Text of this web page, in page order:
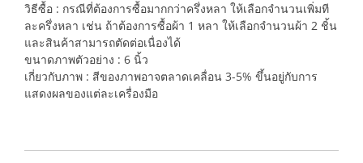
วิธีซื้อ : กรณีที่ต้องการซื้อมากกว่าครึ่งหลา ให้เลือกจำนวนเพิ่มที
ละครึ่งหลา เช่น ถ้าต้องการซื้อผ้า 1 หลา ให้เลือกจำนวนผ้า 2 ชิ้น
และสินค้าสามารถตัดต่อเนื่องได้
ขนาดภาพตัวอย่าง : 6 นิ้ว
เกี่ยวกับภาพ : สีของภาพอาจตลาดเคลื่อน 3-5% ขึ้นอยู่กับการ
แสดงผลของแต่ละเครื่องมือ